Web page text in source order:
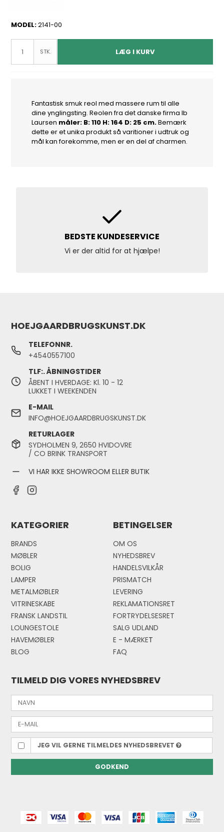
MODEL:2141-00
STK. LÆG I KURV
Fantastisk smuk reol med massere rum til alle
dine ynglingsting. Reolen fra det danske firma Ib
Laursen måler: B: 110 H: 164 D: 25 cm.Bemærk
dette er et unika produkt så varitioner i udtruk og
mål kan forekomme, men er en del af charmen.
BEDSTE KUNDESERVICE
Vi er der altid for at hjælpe!
HOEJGAARDBRUGSKUNST.DK
TELEFONNR.
+4540557100
TLF:. ÅBNINGSTIDER
ÅBENT I HVERDAGE: Kl. 10 - 12
LUKKET I WEEKENDEN
E-MAIL
INFO@HOEJGAARDBRUGSKUNST.DK
RETURLAGER
SYDHOLMEN 9, 2650 HVIDOVRE
/ CO BRINK TRANSPORT
VI HAR IKKE SHOWROOM ELLER BUTIK
KATEGORIER
BRANDS
MØBLER
BOLIG
LAMPER
METALMØBLER
VITRINESKABE
FRANSK LANDSTIL
LOUNGESTOLE
HAVEMØBLER
BLOG
BETINGELSER
OM OS
NYHEDSBREV
HANDELSVILKÅR
PRISMATCH
LEVERING
REKLAMATIONSRET
FORTRYDELSESRET
SALG UDLAND
E - MÆRKET
FAQ
TILMELD DIG VORES NYHEDSBREV
JEG VIL GERNE TILMELDES NYHEDSBREVET
GODKEND